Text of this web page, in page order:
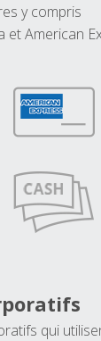
y compris
et American
qui